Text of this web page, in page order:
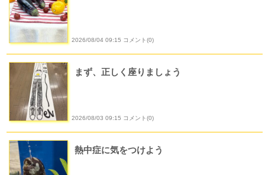
2026/08/04 09:15 コメント(0)
まず、正しく座りましょう
2026/08/03 09:15 コメント(0)
熱中症に気をつけよう